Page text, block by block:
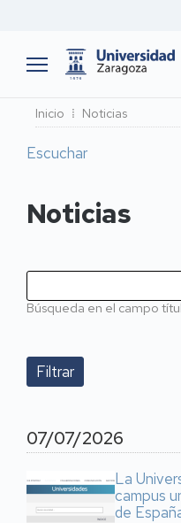
Ruta
de
navegación
Inicio Noticias
Escuchar
Noticias
Búsqueda en el campo
07/07/2026
La
campus
de